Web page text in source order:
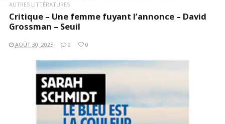
AUTRES LITTÉRATURES
Critique – Une femme fuyant l’annonce – David
Grossman – Seuil
AOÛT 30, 2025 0 0